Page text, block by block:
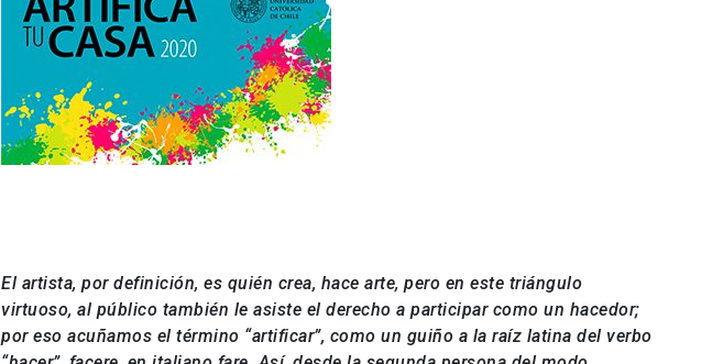
El artista, por definición, es quién crea, hace arte, pero en este triángulo
virtuoso, al público también le asiste el derecho a participar como un hacedor;
por eso acuñamos el término “artificar”, como un guiño a la raíz latina del verbo